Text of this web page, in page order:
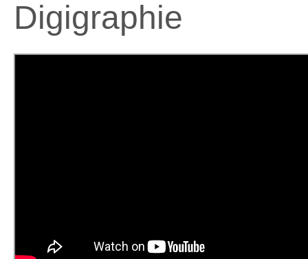
Digigraphie